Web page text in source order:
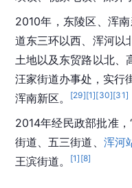
2010年，东陵区、浑
道东三环以西、浑河以
土地以及东贸路以北、
汪家街道办事处，实行
浑南新区。
[29][1][30][31]
2014年经民政部批准
街道、五三街道、 浑河
王滨街道。 [1] [8]